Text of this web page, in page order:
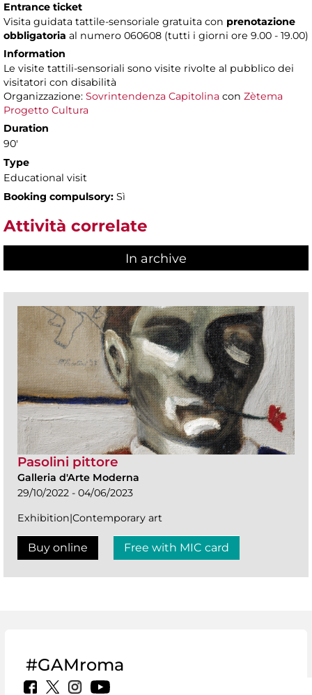
Entrance ticket
Visita guidata tattile-sensoriale gratuita con prenotazione
obbligatoria al numero 060608 (tutti i giorni ore 9.00 - 19.00)
Information
Le visite tattili-sensoriali sono visite rivolte al pubblico dei
visitatori con disabilità
Organizzazione: Sovrintendenza Capitolina con Zètema
Progetto Cultura
Duration
90'
Type
Educational visit
Booking compulsory: Sì
Attività correlate
In archive
Pasolini pittore
Galleria d'Arte Moderna
29/10/2022 - 04/06/2023
Exhibition|Contemporary art
Buy online Free with MIC card
#GAMroma